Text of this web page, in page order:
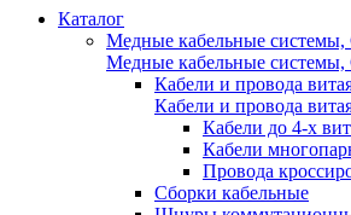
Каталог
Медные кабельные
Медные кабельные
Кабели и провода
Кабели и провода
Кабели до 4-х
Кабели
Провода
Сборки кабельные